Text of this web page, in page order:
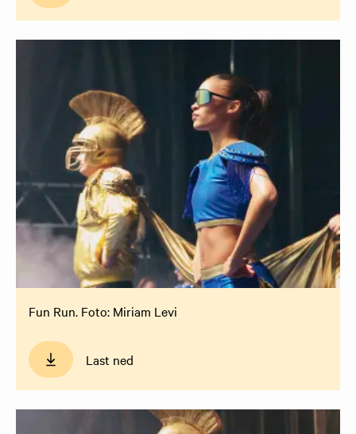
Fun Run. Foto: Miriam Levi
Last ned